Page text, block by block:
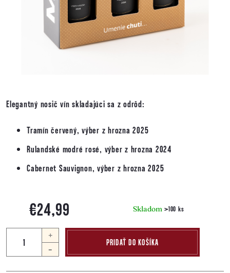
Elegantný nosič vín skladajúci sa z odrôd:
Tramín červený, výber z hrozna 2025
Rulandské modré rosé, výber z hrozna 2024
Cabernet Sauvignon, výber z hrozna 2025
€24,99
cena:
Skladom >100 ks
PRIDAŤ DO KOŠÍKA